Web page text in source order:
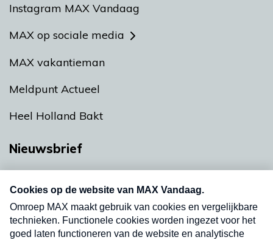
Instagram MAX Vandaag
MAX op sociale media
MAX vakantieman
Meldpunt Actueel
Heel Holland Bakt
Nieuwsbrief
nieuwsbrief. Elke vrijdag- en dinsdagochtend in
uw mailbox.
Verzend